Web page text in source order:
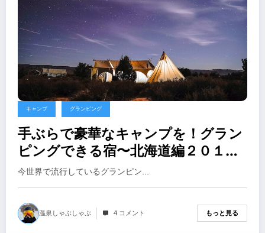
キャンプ グランピング
手ぶらで豪華なキャンプを！グラン
ピングできる宿〜北海道編２０１９
年
今世界で流行しているグランピン…
温泉しゃぶしゃぶ 4 コメント もっと見る